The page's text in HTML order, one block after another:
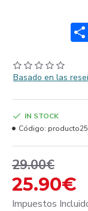
Basado en las
25.90€
29.00€
Impuestos
IN STOCK
Código: